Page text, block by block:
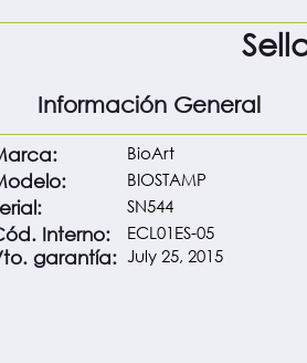
Información General
BioArt
BIOSTAMP
SN544
garantía: July 25, 2015
Interno: ECL01ES-05